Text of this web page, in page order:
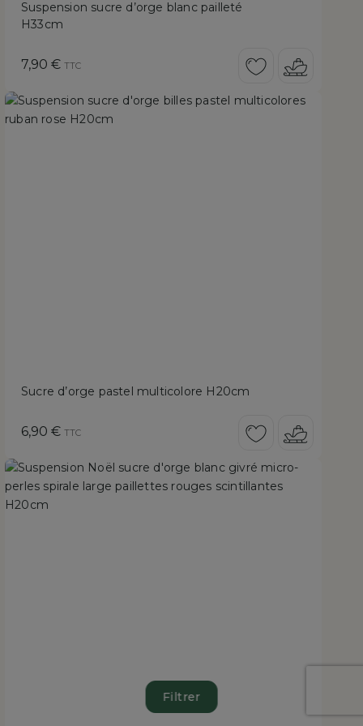
Filtrer
Suspension sucre d’orge blanc pailleté
H33cm
Prix
7,90 € TTC
Sucre d’orge pastel multicolore H20cm
Prix
6,90 € TTC